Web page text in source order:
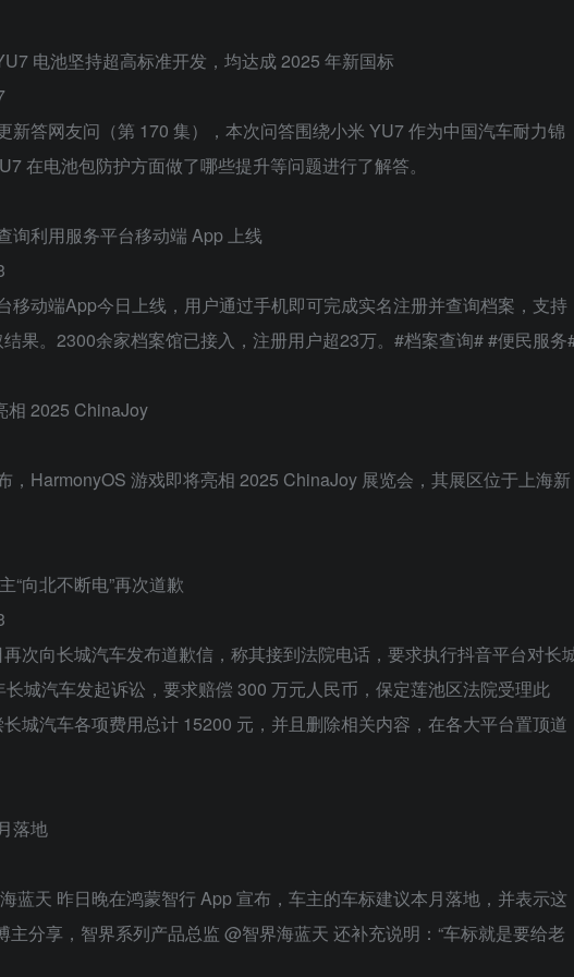
电池坚持超高标准开发，均达成 2025 年新国标
新答网友问（第 170 集），本次问答围绕小米 YU7 作为中国汽车耐力锦
在电池包防护方面做了哪些提升等问题进行了解答。
询利用服务平台移动端 App 上线
移动端App今日上线，用户通过手机即可完成实名注册并查询档案，支持
果。2300余家档案馆已接入，注册用户超23万。#档案查询# #便民服务
相 2025 ChinaJoy
，HarmonyOS 游戏即将亮相 2025 ChinaJoy 展览会，其展区位于上海新
“向北不断电”再次道歉
再次向长城汽车发布道歉信，称其接到法院电话，要求执行抖音平台对长
城汽车发起诉讼，要求赔偿 300 万元人民币，保定莲池区法院受理此
城汽车各项费用总计 15200 元，并且删除相关内容，在各大平台置顶道
落地
蓝天 昨日晚在鸿蒙智行 App 宣布，车主的车标建议本月落地，并表示这
主分享，智界系列产品总监 @智界海蓝天 还补充说明：“车标就是要给老